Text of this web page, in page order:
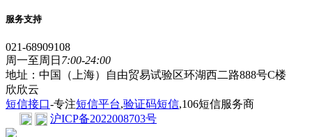
服务支持
021-68909108
周一至周日 7:00-24:00
地址：中国（上海）自由贸易试验区环湖西二路888号C楼
欣欣云
短信接口-专注短信平台,验证码短信,106短信服务商
沪ICP备2022008703号